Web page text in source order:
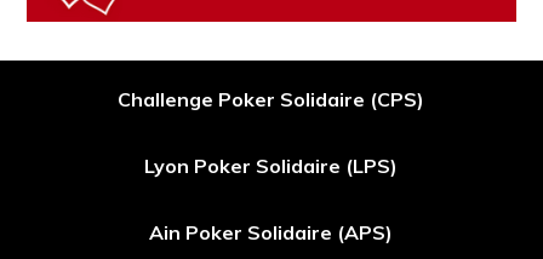
Challenge Poker Solidaire (CPS)
Lyon Poker Solidaire (LPS)
Ain Poker Solidaire (APS)